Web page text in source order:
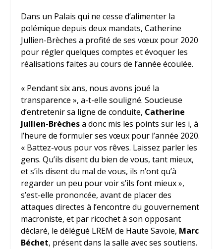
Dans un Palais qui ne cesse d’alimenter la
polémique depuis deux mandats, Catherine
Jullien-Brèches a profité de ses vœux pour 2020
pour régler quelques comptes et évoquer les
réalisations faites au cours de l’année écoulée.
« Pendant six ans, nous avons joué la
transparence », a-t-elle souligné. Soucieuse
d’entretenir sa ligne de conduite, Catherine
Jullien-Brèchesa donc mis les points sur les i, à
l’heure de formuler ses vœux pour l’année 2020.
« Battez-vous pour vos rêves. Laissez parler les
gens. Qu’ils disent du bien de vous, tant mieux,
et s’ils disent du mal de vous, ils n’ont qu’à
regarder un peu pour voir s’ils font mieux »,
s’est-elle prononcée, avant de placer des
attaques directes à l’encontre du gouvernement
macroniste, et par ricochet à son opposant
déclaré, le délégué LREM de Haute Savoie, Marc
Béchet, présent dans la salle avec ses soutiens.